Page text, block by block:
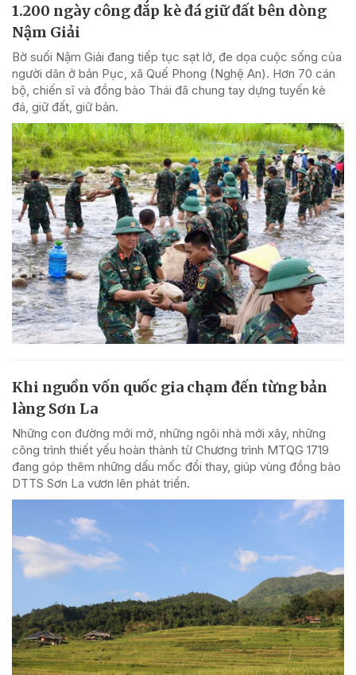
1.200 ngày công đắp kè đá giữ đất bên dòng
Nậm Giải
Bờ suối Nậm Giải đang tiếp tục sạt lở, đe dọa cuộc sống của
người dân ở bản Pục, xã Quế Phong (Nghệ An). Hơn 70 cán
bộ, chiến sĩ và đồng bào Thái đã chung tay dựng tuyến kè
đá, giữ đất, giữ bản.
Khi nguồn vốn quốc gia chạm đến từng bản
làng Sơn La
Những con đường mới mở, những ngôi nhà mới xây, những
công trình thiết yếu hoàn thành từ Chương trình MTQG 1719
đang góp thêm những dấu mốc đổi thay, giúp vùng đồng bào
DTTS Sơn La vươn lên phát triển.